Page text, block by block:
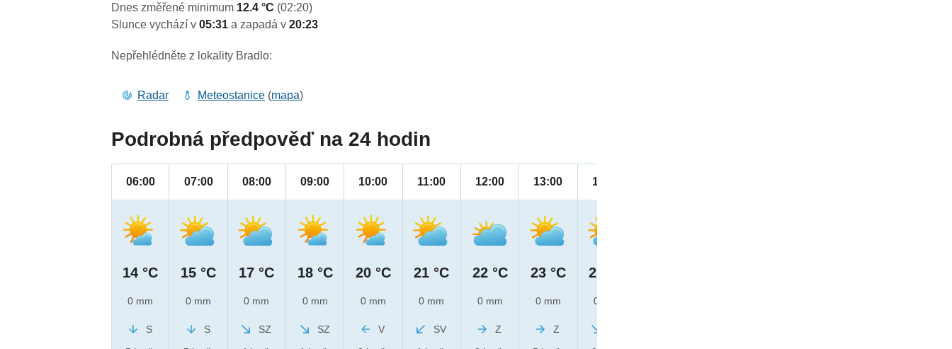
Dnes změřené minimum 12.4 °C (02:20)
Slunce vychází v05:31a zapadá v20:23
Nepřehlédněte z lokality Bradlo:
Radar Meteostanice (mapa)
Podrobná předpověď na 24 hodin
06:00
14 °C
0 mm
S
07:00
15 °C
0 mm
S
08:00
17 °C
0 mm
SZ
09:00
18 °C
0 mm
SZ
10:00
20 °C
0 mm
V
11:00
21 °C
0 mm
SV
12:00
22 °C
0 mm
Z
13:00
23 °C
0 mm
Z
14:00
23 °C
0 mm